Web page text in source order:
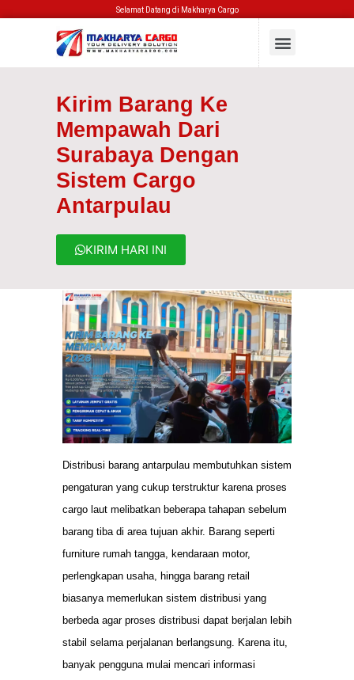
Selamat Datang di Makharya Cargo
Kirim Barang Ke
Mempawah Dari
Surabaya Dengan
Sistem Cargo
Antarpulau
KIRIM HARI INI
Distribusi barang antarpulau membutuhkan sistem
pengaturan yang cukup terstruktur karena proses
cargo laut melibatkan beberapa tahapan sebelum
barang tiba di area tujuan akhir. Barang seperti
furniture rumah tangga, kendaraan motor,
perlengkapan usaha, hingga barang retail
biasanya memerlukan sistem distribusi yang
berbeda agar proses distribusi dapat berjalan lebih
stabil selama perjalanan berlangsung. Karena itu,
banyak pengguna mulai mencari informasi